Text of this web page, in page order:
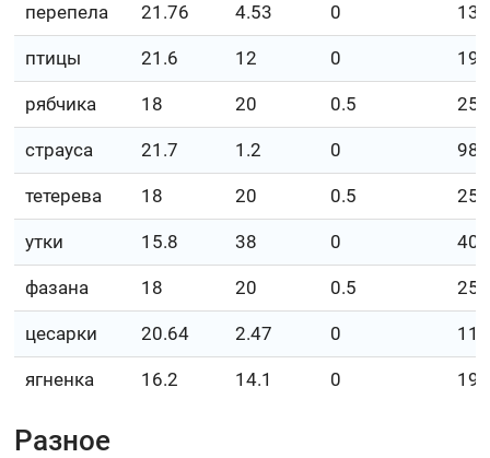
перепела 21.76 4.53 0 134
птицы 21.6 12 0 194
рябчика 18 20 0.5 254
страуса 21.7 1.2 0 98
тетерева 18 20 0.5
утки 15.8 38 0 405
фазана 18 20 0.5
цесарки 20.64 2.47 0 110
ягненка 16.2 14.1 0
Разное